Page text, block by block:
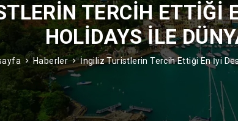
TERCIH ETTIĞI
HOLIDAYS ILE
Haberler İngiliz Turistlerin Tercih Ettiği En İyi